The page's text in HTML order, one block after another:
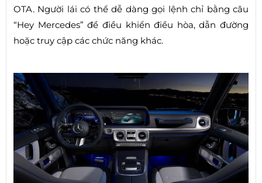
OTA. Người lái có thể dễ dàng gọi lệnh chỉ bằng câu
“Hey Mercedes” để điều khiển điều hòa, dẫn đường
hoặc truy cập các chức năng khác.